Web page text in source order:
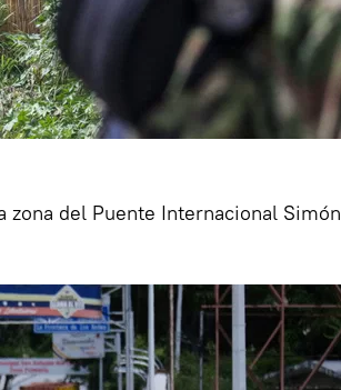
del Puente Internacional Simón